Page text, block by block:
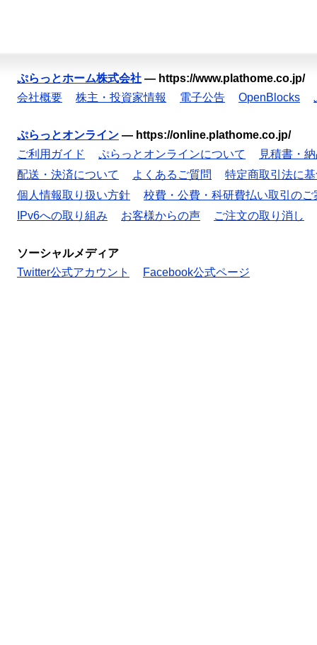
ぷらっとホーム株式会社 — https://www.plathome.co.jp/
会社概要
株主・投資家情報 電子公告 OpenBlocks
ぷらっとオンライン — https://online.plathome.co.jp/
ご利用ガイド
ぷらっとオンラインについて
見積書・
配送・決済について
よくあるご質問
特定商取引法に
個人情報取り扱い方針
校費・公費・科研費払い取引のご
IPv6への取り組み
お客様からの声 ご注文の取り消し
ソーシャルメディア
Twitter公式アカウント
Facebook公式ページ